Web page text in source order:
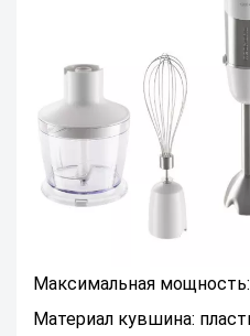
Максимальная
Материал кувшина: